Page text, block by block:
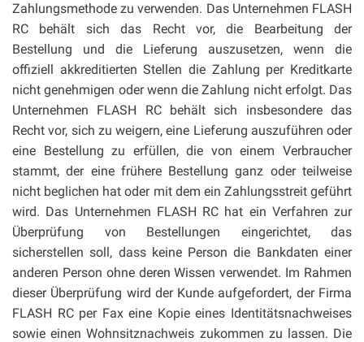
Zahlungsmethode zu verwenden. Das Unternehmen FLASH
RC behält sich das Recht vor, die Bearbeitung der
Bestellung und die Lieferung auszusetzen, wenn die
offiziell akkreditierten Stellen die Zahlung per Kreditkarte
nicht genehmigen oder wenn die Zahlung nicht erfolgt. Das
Unternehmen FLASH RC behält sich insbesondere das
Recht vor, sich zu weigern, eine Lieferung auszuführen oder
eine Bestellung zu erfüllen, die von einem Verbraucher
stammt, der eine frühere Bestellung ganz oder teilweise
nicht beglichen hat oder mit dem ein Zahlungsstreit geführt
wird. Das Unternehmen FLASH RC hat ein Verfahren zur
Überprüfung von Bestellungen eingerichtet, das
sicherstellen soll, dass keine Person die Bankdaten einer
anderen Person ohne deren Wissen verwendet. Im Rahmen
dieser Überprüfung wird der Kunde aufgefordert, der Firma
FLASH RC per Fax eine Kopie eines Identitätsnachweises
sowie einen Wohnsitznachweis zukommen zu lassen. Die